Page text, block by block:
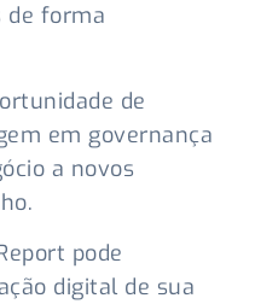
de forma
de
em governança
a novos
pode
digital de sua